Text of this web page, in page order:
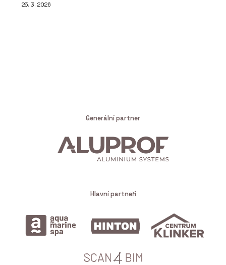
25. 3. 2026
Generální partner
Hlavní partneři